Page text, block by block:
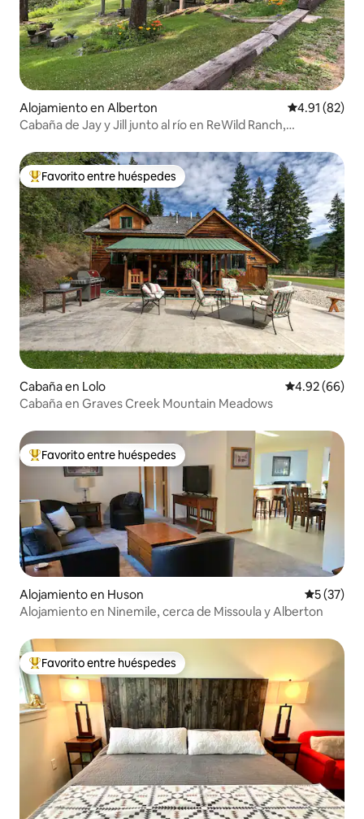
Alojamiento en Alberton Calificación
4.91 (82)
Cabaña de Jay y Jill junto al río en ReWild Ranch,
Favorito entre huéspedes preferido
Favorito entre huéspedes
Cabaña en Lolo Calificación
4.92 (66)
Cabaña en Graves Creek Mountain Meadows
Favorito entre huéspedes preferido
Favorito entre huéspedes
Alojamiento en Huson
5 (37)
Alojamiento en Ninemile, cerca de Missoula y Alberton
Favorito entre huéspedes preferido
Favorito entre huéspedes